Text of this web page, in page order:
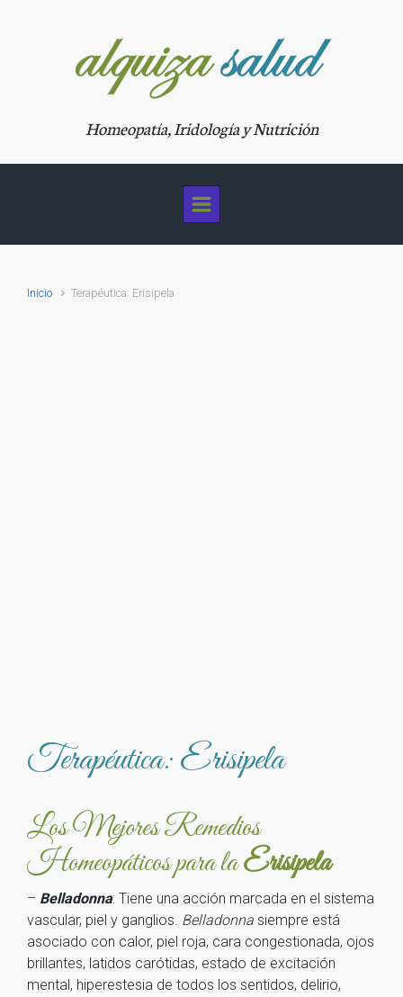
Homeopatía, Iridología y Nutrición
Inicio Terapéutica: Erisipela
Terapéutica: Erisipela
Los Mejores Remedios
Homeopáticos para laErisipela
– Belladonna: Tiene una acción marcada en el sistema
vascular, piel y ganglios. Belladonna siempre está
asociado con calor, piel roja, cara congestionada, ojos
brillantes, latidos carótidas, estado de excitación
mental, hiperestesia de todos los sentidos, delirio,